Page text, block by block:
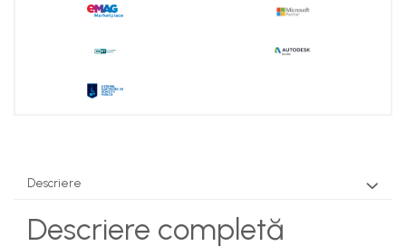
Descriere
Descriere completă